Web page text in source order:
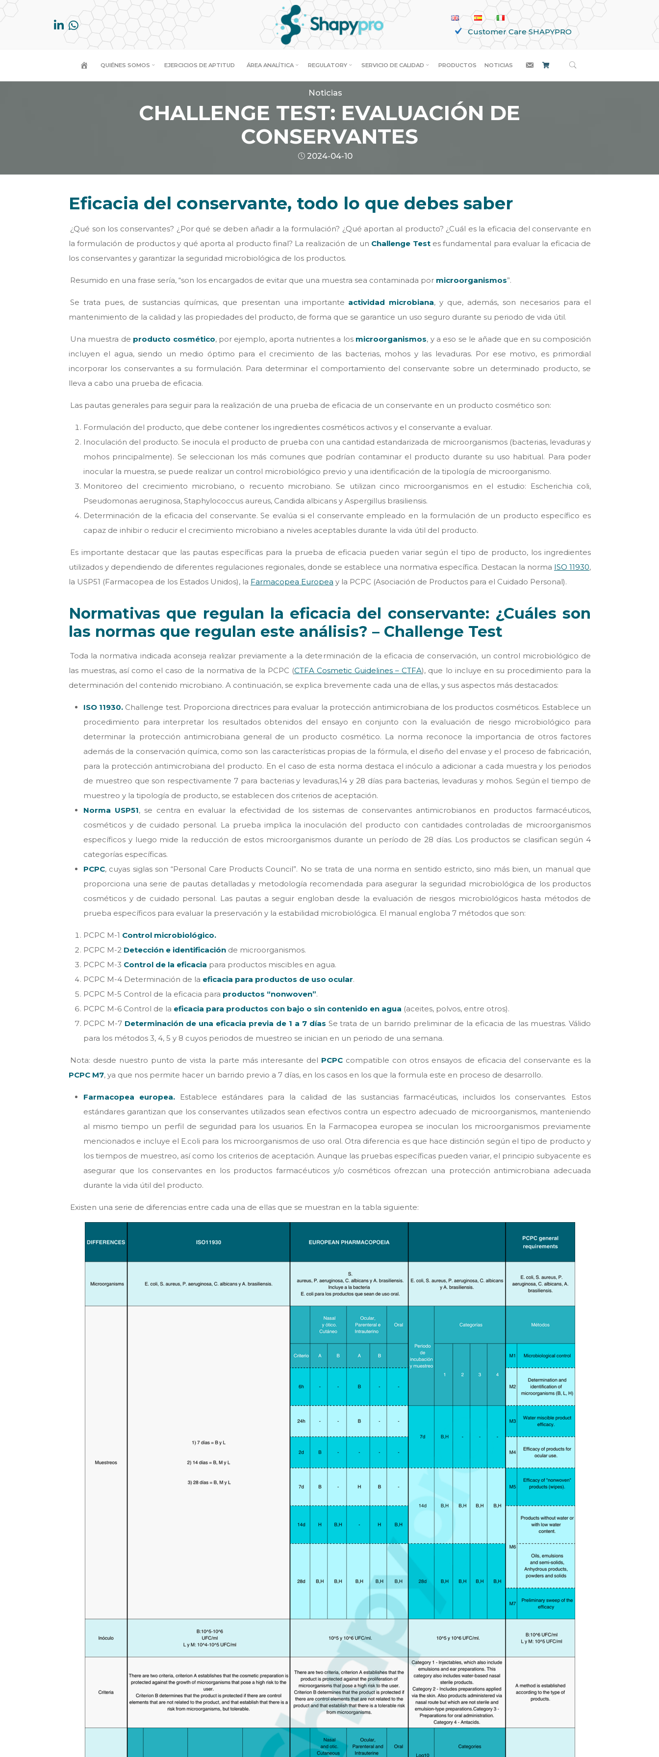
Saltar
al
Customer Care SHAPYPRO
QUIÉNES SOMOS EJERCICIOS DE APTITUD ÁREA ANALÍTICA REGULATORY SERVICIO DE CALIDAD PRODUCTOS NOTICIAS
Noticias
CHALLENGE TEST: EVALUACIÓN DE
CONSERVANTES
2024-04-10
Eficacia del conservante, todo lo que debes saber
¿Qué son los conservantes? ¿Por qué se deben añadir a la formulación? ¿Qué aportan al producto? ¿Cuál es la eficacia del conservante en
la formulación de productos y qué aporta al producto final? La realización de un Challenge Testes fundamental para evaluar la eficacia de
los conservantes y garantizar la seguridad microbiológica de los productos.
Resumido en una frase sería, “son los encargados de evitar que una muestra sea contaminada por microorganismos”.
Se trata pues, de sustancias químicas, que presentan una importante actividad microbiana, y que, además, son necesarios para el
mantenimiento de la calidad y las propiedades del producto, de forma que se garantice un uso seguro durante su periodo de vida útil.
Una muestra de producto cosmético, por ejemplo, aporta nutrientes a los microorganismos, y a eso se le añade que en su composición
incluyen el agua, siendo un medio óptimo para el crecimiento de las bacterias, mohos y las levaduras. Por ese motivo, es primordial
incorporar los conservantes a su formulación. Para determinar el comportamiento del conservante sobre un determinado producto, se
lleva a cabo una prueba de eficacia.
Las pautas generales para seguir para la realización de una prueba de eficacia de un conservante en un producto cosmético son:
Formulación del producto, que debe contener los ingredientes cosméticos activos y el conservante a evaluar.
Inoculación del producto. Se inocula el producto de prueba con una cantidad estandarizada de microorganismos (bacterias, levaduras y
mohos principalmente). Se seleccionan los más comunes que podrían contaminar el producto durante su uso habitual. Para poder
inocular la muestra, se puede realizar un control microbiológico previo y una identificación de la tipología de microorganismo.
Monitoreo del crecimiento microbiano, o recuento microbiano. Se utilizan cinco microorganismos en el estudio: Escherichia coli,
Pseudomonas aeruginosa, Staphylococcus aureus, Candida albicans y Aspergillus brasiliensis.
Determinación de la eficacia del conservante. Se evalúa si el conservante empleado en la formulación de un producto específico es
capaz de inhibir o reducir el crecimiento microbiano a niveles aceptables durante la vida útil del producto.
Es importante destacar que las pautas específicas para la prueba de eficacia pueden variar según el tipo de producto, los ingredientes
utilizados y dependiendo de diferentes regulaciones regionales, donde se establece una normativa específica. Destacan la norma ISO 11930,
la USP51 (Farmacopea de los Estados Unidos), la Farmacopea Europea y la PCPC (Asociación de Productos para el Cuidado Personal).
Normativas que regulan la eficacia del conservante: ¿Cuáles son
las normas que regulan este análisis? – Challenge Test
Toda la normativa indicada aconseja realizar previamente a la determinación de la eficacia de conservación, un control microbiológico de
las muestras, así como el caso de la normativa de la PCPC (CTFA Cosmetic Guidelines – CTFA), que lo incluye en su procedimiento para la
determinación del contenido microbiano. A continuación, se explica brevemente cada una de ellas, y sus aspectos más destacados:
ISO 11930.Challenge test. Proporciona directrices para evaluar la protección antimicrobiana de los productos cosméticos. Establece un
procedimiento para interpretar los resultados obtenidos del ensayo en conjunto con la evaluación de riesgo microbiológico para
determinar la protección antimicrobiana general de un producto cosmético. La norma reconoce la importancia de otros factores
además de la conservación química, como son las características propias de la fórmula, el diseño del envase y el proceso de fabricación,
para la protección antimicrobiana del producto. En el caso de esta norma destaca el inóculo a adicionar a cada muestra y los periodos
de muestreo que son respectivamente 7 para bacterias y levaduras,14 y 28 días para bacterias, levaduras y mohos. Según el tiempo de
muestreo y la tipología de producto, se establecen dos criterios de aceptación.
Norma USP51, se centra en evaluar la efectividad de los sistemas de conservantes antimicrobianos en productos farmacéuticos,
cosméticos y de cuidado personal. La prueba implica la inoculación del producto con cantidades controladas de microorganismos
específicos y luego mide la reducción de estos microorganismos durante un período de 28 días. Los productos se clasifican según 4
categorías específicas.
PCPC, cuyas siglas son “Personal Care Products Council”. No se trata de una norma en sentido estricto, sino más bien, un manual que
proporciona una serie de pautas detalladas y metodología recomendada para asegurar la seguridad microbiológica de los productos
cosméticos y de cuidado personal. Las pautas a seguir engloban desde la evaluación de riesgos microbiológicos hasta métodos de
prueba específicos para evaluar la preservación y la estabilidad microbiológica. El manual engloba 7 métodos que son:
PCPC M-1 Control microbiológico.
PCPC M-2 Detección e identificaciónde microorganismos.
PCPC M-3 Control de la eficacia para productos miscibles en agua.
PCPC M-4 Determinación de la eficacia para productos de uso ocular.
PCPC M-5 Control de la eficacia para productos “nonwoven”.
PCPC M-6 Control de la eficacia para productos con bajo o sin contenido en agua (aceites, polvos, entre otros).
PCPC M-7 Determinación de una eficacia previa de 1 a 7 días Se trata de un barrido preliminar de la eficacia de las muestras. Válido
para los métodos 3, 4, 5 y 8 cuyos periodos de muestreo se inician en un periodo de una semana.
Nota: desde nuestro punto de vista la parte más interesante del PCPCcompatible con otros ensayos de eficacia del conservante es la
PCPC M7, ya que nos permite hacer un barrido previo a 7 días, en los casos en los que la formula este en proceso de desarrollo.
Farmacopea europea.Establece estándares para la calidad de las sustancias farmacéuticas, incluidos los conservantes. Estos
estándares garantizan que los conservantes utilizados sean efectivos contra un espectro adecuado de microorganismos, manteniendo
al mismo tiempo un perfil de seguridad para los usuarios. En la Farmacopea europea se inoculan los microorganismos previamente
mencionados e incluye el E.coli para los microorganismos de uso oral. Otra diferencia es que hace distinción según el tipo de producto y
los tiempos de muestreo, así como los criterios de aceptación. Aunque las pruebas específicas pueden variar, el principio subyacente es
asegurar que los conservantes en los productos farmacéuticos y/o cosméticos ofrezcan una protección antimicrobiana adecuada
durante la vida útil del producto.
Existen una serie de diferencias entre cada una de ellas que se muestran en la tabla siguiente: